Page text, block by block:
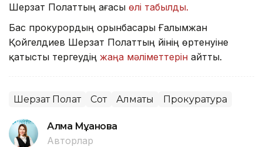
Шерзат Полаттың ағасы өлі табылды.
Бас прокурордың орынбасары Ғалымжан
Қойгелдиев Шерзат Полаттың үйінің өртенуіне
қатысты тергеудің жаңа мәліметтерін айтты.
Шерзат Полат Сот Алматы Прокуратура
Алма Мұқанова
Авторлар